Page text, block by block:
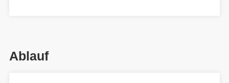
Ablauf